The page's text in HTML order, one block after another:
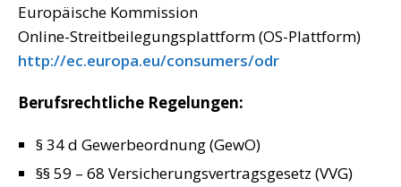
Europäische Kommission
Online-Streitbeilegungsplattform (OS-Plattform)
http://ec.europa.eu/consumers/odr
Berufsrechtliche Regelungen:
§ 34 d Gewerbeordnung (GewO)
§§ 59 – 68 Versicherungsvertragsgesetz (VVG)